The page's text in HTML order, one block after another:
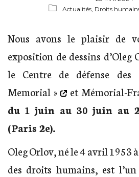
Actualités, Droits
Nous avons le plaisir de
exposition de dessins d’Oleg
le Centre de défense
Memorial »
et Mémorial-
du 1 juin au 30 juin au
(Paris 2e).
Oleg Orlov, né le 4 avril 1953
des droits humains, est